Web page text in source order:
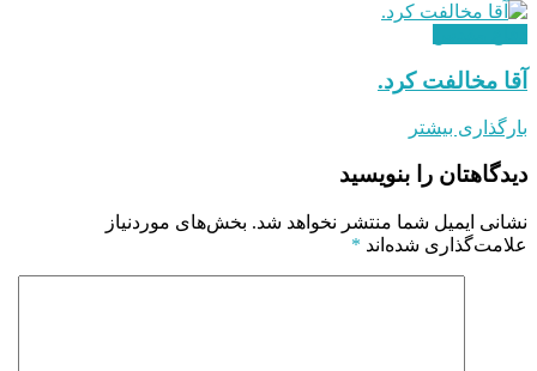
آقا مخالفت کرد.
بارگذاری بیشتر
دیدگاهتان را بنویسید
نشانی ایمیل شما منتشر نخواهد شد. بخش‌های موردنیاز
علامت‌گذاری شده‌اند *